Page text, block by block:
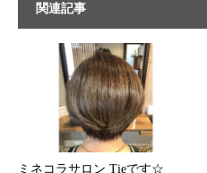
関連記事
ミネコラサロン Tieです☆